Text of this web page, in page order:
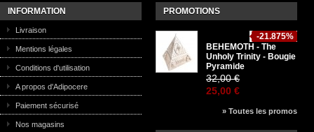
INFORMATION
Livraison
Mentions légales
Conditions d'utilisation
A propos d'Adipocere
Paiement sécurisé
Nos magasins
PROMOTIONS
-21.875%
BEHEMOTH - The
Unholy Trinity - Bougie
Pyramide
32,00 €
25,00 €
» Toutes les promos